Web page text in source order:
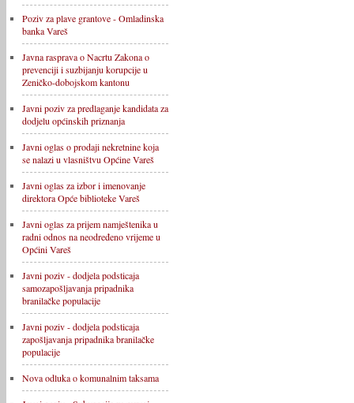
Poziv za plave grantove - Omladinska
banka Vareš
Javna rasprava o Nacrtu Zakona o
prevenciji i suzbijanju korupcije u
Zeničko-dobojskom kantonu
Javni poziv za predlaganje kandidata za
dodjelu općinskih priznanja
Javni oglas o prodaji nekretnine koja
se nalazi u vlasništvu Općine Vareš
Javni oglas za izbor i imenovanje
direktora Opće biblioteke Vareš
Javni oglas za prijem namještenika u
radni odnos na neodređeno vrijeme u
Općini Vareš
Javni poziv - dodjela podsticaja
samozapošljavanja pripadnika
branilačke populacije
Javni poziv - dodjela podsticaja
zapošljavanja pripadnika branilačke
populacije
Nova odluka o komunalnim taksama